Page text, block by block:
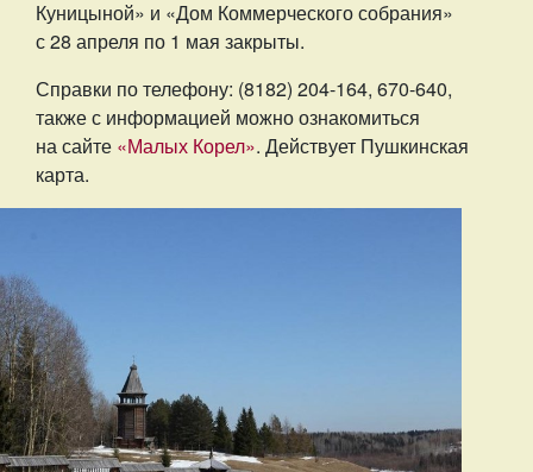
Куницыной» и «Дом Коммерческого собрания»
с 28 апреля по 1 мая закрыты.
Справки по телефону: (8182) 204-164, 670-640,
также с информацией можно ознакомиться
на сайте «Малых Корел». Действует Пушкинская
карта.